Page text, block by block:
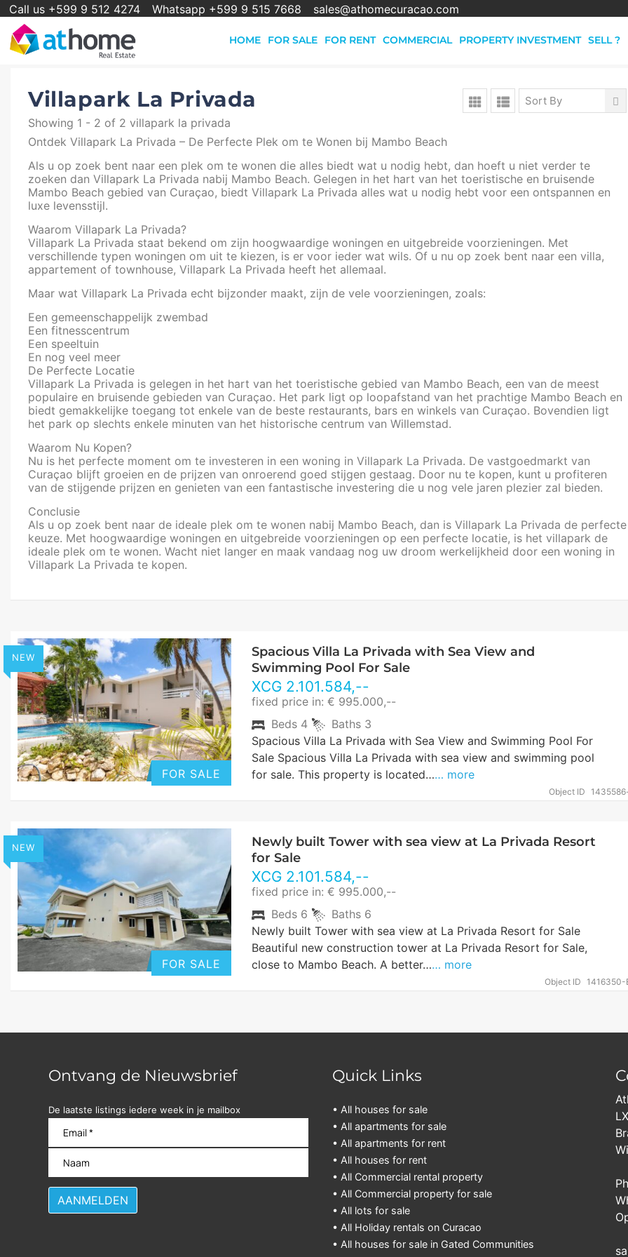
Call us +599 9 512 4274 Whatsapp +599 9 515 7668 sales@athomecuracao.com
HOME FOR SALE FOR RENT COMMERCIAL PROPERTY INVESTMENT SELL ?
Villapark La Privada Sort By
Showing 1 - 2 of 2 villapark la privada
Ontdek Villapark La Privada – De Perfecte Plek om te Wonen bij Mambo Beach
Als u op zoek bent naar een plek om te wonen die alles biedt wat u nodig hebt, dan hoeft u niet verder te
zoeken dan Villapark La Privada nabij Mambo Beach. Gelegen in het hart van het toeristische en bruisende
Mambo Beach gebied van Curaçao, biedt Villapark La Privada alles wat u nodig hebt voor een ontspannen en
luxe levensstijl.
Waarom Villapark La Privada?
Villapark La Privada staat bekend om zijn hoogwaardige woningen en uitgebreide voorzieningen. Met
verschillende typen woningen om uit te kiezen, is er voor ieder wat wils. Of u nu op zoek bent naar een villa,
appartement of townhouse, Villapark La Privada heeft het allemaal.
Maar wat Villapark La Privada echt bijzonder maakt, zijn de vele voorzieningen, zoals:
Een gemeenschappelijk zwembad
Een fitnesscentrum
Een speeltuin
En nog veel meer
De Perfecte Locatie
Villapark La Privada is gelegen in het hart van het toeristische gebied van Mambo Beach, een van de meest
populaire en bruisende gebieden van Curaçao. Het park ligt op loopafstand van het prachtige Mambo Beach en
biedt gemakkelijke toegang tot enkele van de beste restaurants, bars en winkels van Curaçao. Bovendien ligt
het park op slechts enkele minuten van het historische centrum van Willemstad.
Waarom Nu Kopen?
Nu is het perfecte moment om te investeren in een woning in Villapark La Privada. De vastgoedmarkt van
Curaçao blijft groeien en de prijzen van onroerend goed stijgen gestaag. Door nu te kopen, kunt u profiteren
van de stijgende prijzen en genieten van een fantastische investering die u nog vele jaren plezier zal bieden.
Conclusie
Als u op zoek bent naar de ideale plek om te wonen nabij Mambo Beach, dan is Villapark La Privada de perfecte
keuze. Met hoogwaardige woningen en uitgebreide voorzieningen op een perfecte locatie, is het villapark de
ideale plek om te wonen. Wacht niet langer en maak vandaag nog uw droom werkelijkheid door een woning in
Villapark La Privada te kopen.
NEW
FOR SALE
Spacious Villa La Privada with Sea View and
Swimming Pool For Sale
XCG 2.101.584,--
fixed price in: € 995.000,--
Object ID
Beds 4 Baths 3
Spacious Villa La Privada with Sea View and Swimming Pool For
Sale Spacious Villa La Privada with sea view and swimming pool
for sale. This property is located…… more
NEW
FOR SALE
Newly built Tower with sea view at La Privada Resort
for Sale
XCG 2.101.584,--
fixed price in: € 995.000,--
Object ID 1416350-
Beds 6 Baths 6
Newly built Tower with sea view at La Privada Resort for Sale
Beautiful new construction tower at La Privada Resort for Sale,
close to Mambo Beach. A better…… more
Ontvang de Nieuwsbrief
De laatste listings iedere week in je mailbox
Quick Links
• All houses for sale
• All apartments for sale
• All apartments for rent
• All houses for rent
• All Commercial rental property
• All Commercial property for sale
• All lots for sale
• All Holiday rentals on Curacao
• All houses for sale in Gated Communities